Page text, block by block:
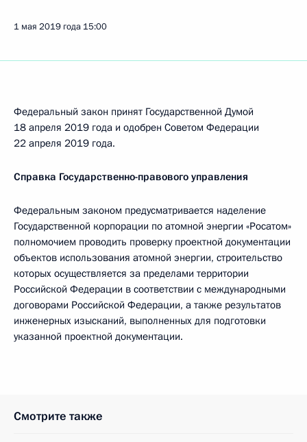
1 мая 2019 года 15:00
Федеральный закон принят Государственной Думой
18 апреля 2019 года и одобрен Советом Федерации
22 апреля 2019 года.
Справка Государственно-правового управления
Федеральным законом предусматривается наделение
Государственной корпорации по атомной энергии «Росатом»
полномочием проводить проверку проектной документации
объектов использования атомной энергии, строительство
которых осуществляется за пределами территории
Российской Федерации в соответствии с международными
договорами Российской Федерации, а также результатов
инженерных изысканий, выполненных для подготовки
указанной проектной документации.
Смотрите также